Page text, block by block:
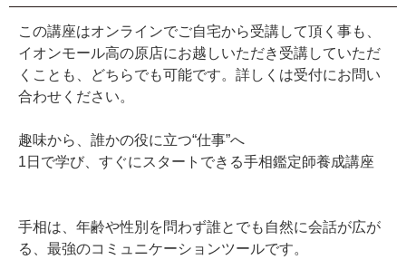
この講座はオンラインでご自宅から受講して頂く事も、
イオンモール高の原店にお越しいただき受講していただ
くことも、どちらでも可能です。詳しくは受付にお問い
合わせください。
趣味から、誰かの役に立つ“仕事”へ
1日で学び、すぐにスタートできる手相鑑定師養成講座
手相は、年齢や性別を問わず誰とでも自然に会話が広が
る、最強のコミュニケーションツールです。